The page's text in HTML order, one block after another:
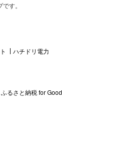
す。
ハチドリ電力
ふるさと納税 for Good